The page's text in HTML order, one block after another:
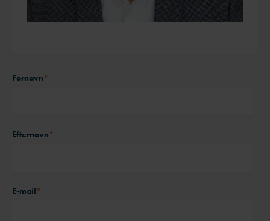
Fornavn*
Efternavn*
E-mail*